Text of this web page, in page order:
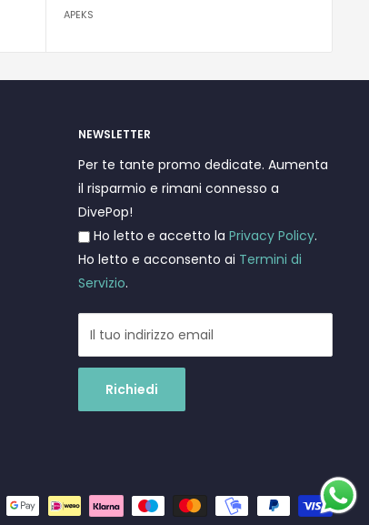
APEKS
NEWSLETTER
Per te tante promo dedicate. Aumenta
il risparmio e rimani connesso a
DivePop!
Ho letto e accetto la Privacy Policy.
Ho letto e acconsento ai Termini di
Servizio.
Il tuo indirizzo email
Richiedi